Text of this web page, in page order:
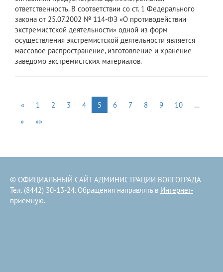
ответственность. В соответствии со ст. 1 Федерального
закона от 25.07.2002 № 114-ФЗ «О противодействии
экстремистской деятельности» одной из форм
осуществления экстремистской деятельности является
массовое распространение, изготовление и хранение
заведомо экстремистских материалов.
« 1 2 3 4 5 6 7 8 9 10
…
»
»»
© ОФИЦИАЛЬНЫЙ САЙТ АДМИНИСТРАЦИИ ВОЛГОГРАДА
Тел. (8442) 30-13-24. Обращения направлять в Интернет-
приемную.